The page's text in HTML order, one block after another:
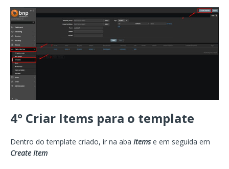
4° Criar Items para o template
Dentro do template criado, ir na aba Itemse em seguida em
Create Item